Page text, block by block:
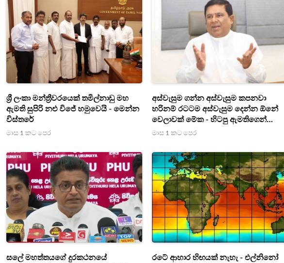
ශ්‍රී ලංකා මන්ත්‍රීවරයෙක් තමිල්නාඩු මහ
ඇමති සුපිරි නළු විජේ හමුවෙයි - මෙන්න
විස්තරේ
මාස 1 කට පෙර
අස්වැසුම ගන්න අස්වැසුම කපනවා
හරිනම් රටටම අස්වැසුම දෙන්න ඕනේ
වෙලාවක් මේක - හිටපු ඇමතිගෙන්
එළියට පැන්න කතාව මෙන්න
මාස 1 කට පෙර
සලේ මහත්තයගේ දුරකථනයේ
රටේ ආහාර හිඟයක් නැහැ - එල්නිනෝ